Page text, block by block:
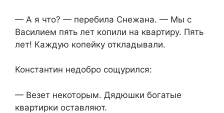
— А я что? — перебила Снежана. — Мы с
Василием пять лет копили на квартиру. Пять
лет! Каждую копейку откладывали.
Константин недобро сощурился:
— Везет некоторым. Дядюшки богатые
квартирки оставляют.